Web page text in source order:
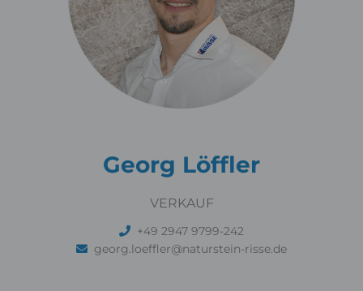
Georg Löffler
VERKAUF
+49 2947 9799-242
georg.loeffler@naturstein-risse.de